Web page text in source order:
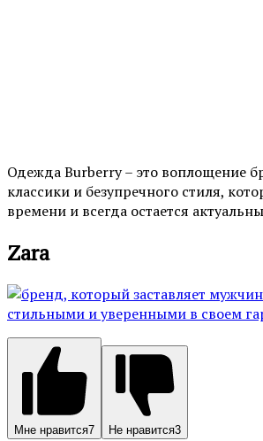
Одежда Burberry – это воплощение
классики и безупречного стиля,
времени и всегда остается
Zara
Мне нравится7 Не нравится3